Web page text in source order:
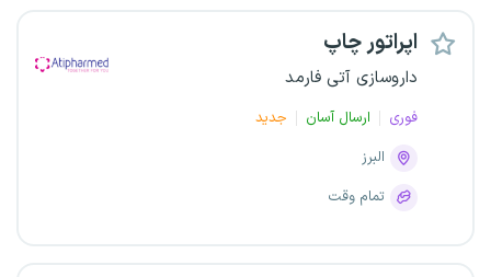
اپراتور چاپ
داروسازی آتی فارمد
فوری ارسال آسان
جدید
البرز
تمام وقت